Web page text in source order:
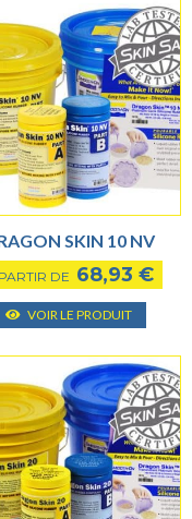
SKIN 10 NV
DE 68,93 €
VOIR LE PRODUIT
Ce
a
Les